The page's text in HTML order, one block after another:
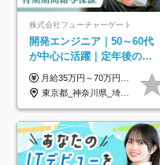
株式会社フューチャーゲート
開発エンジニア｜50～60代
が中心に活躍｜定年後の給
与減ナシ｜年収50万円アッ
プ実績／昇給率92％（直近3
年）
月給35万円～70万円（固定残業代30時間分63,869円～を含む）+賞与年1回 ※30時間を超える分は別途支給します ●これまでのご経験・スキル・前職給与をできる限り考慮します ●待機期間も給与を100％支給します ●試用期間中も給与や福利厚生は同じです ≪年収を維持しながら長く働けます！≫ 一般的な企業では55歳や60歳を機に年収が下がりますが、 当社は役職などではなく「スキルや経験」で評価。 エンジニアとして長く働きながら あなたにふさわしい年収を維持できます！
東京都_神奈川県_埼玉県_千葉県